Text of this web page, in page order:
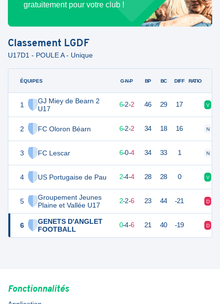
gratuitement pour votre club !
Classement LGDF
U17D1 - POULE A - Unique
ÉQUIPES
1
GJ Miey de Bearn 2
U17
2 FC Oloron Béarn
3 FC Lescar
4 US Portugaise de Pau
5
Groupement Jeunes
Plaine et Vallée U17
6
GENETS D'ANGLET
FOOTBALL
G-N-P BP BC DIFF RATIO
20 6-2-2 46 29 17 V
19 6-2-2 34 18 16 N
6-0-4 34 33 1 N
10 10 2-4-4 28 28 0 V
8 2-2-6 23 44 -21 D
4 0-4-6 21 40 -19 D
Fonctionnalités